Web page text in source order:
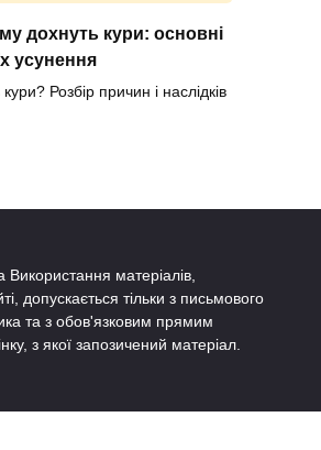
дохнуть кури: основні
усунення
Розбір причин і наслідків
матеріалів,
допускається тільки з письмового
та з обов'язковим прямим
з якої запозичений матеріал.